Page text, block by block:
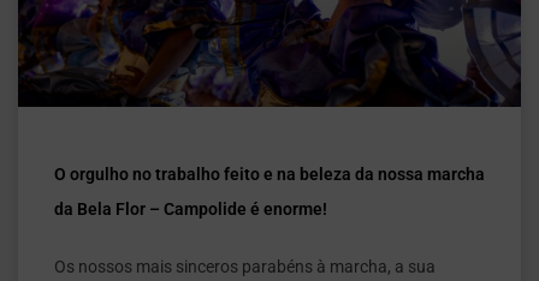
O orgulho no trabalho feito e na beleza da nossa marcha
da Bela Flor – Campolide é enorme!
Os nossos mais sinceros parabéns à marcha, a sua